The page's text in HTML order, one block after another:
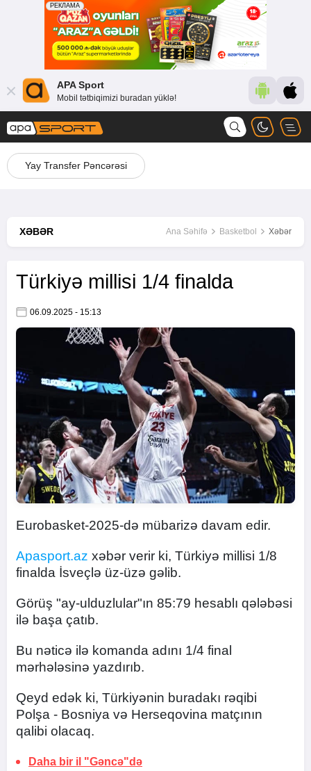
APA Sport
Mobil tətbiqimizi buradan yüklə!
Yay Transfer Pəncərəsi
XƏBƏR Ana Səhifə Basketbol Xəbər
Türkiyə millisi 1/4 finalda
06.09.2025 - 15:13
Eurobasket-2025-də mübarizə davam edir.
Apasport.az xəbər verir ki, Türkiyə millisi 1/8
finalda İsveçlə üz-üzə gəlib.
Görüş "ay-ulduzlular"ın 85:79 hesablı qələbəsi
ilə başa çatıb.
Bu nəticə ilə komanda adını 1/4 final
mərhələsinə yazdırıb.
Qeyd edək ki, Türkiyənin buradakı rəqibi
Polşa - Bosniya və Herseqovina matçının
qalibi olacaq.
Daha bir il "Gəncə"də